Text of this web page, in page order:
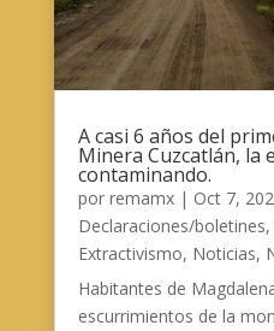
A casi 6 años del
Minera Cuzcatlán, la
contaminando.
por remamx| Oct 7,
Declaraciones/boletines,
Extractivismo, Noticias,
Habitantes de
escurrimientos de la